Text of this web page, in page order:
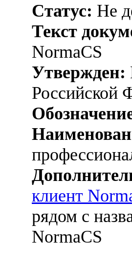
Статус: Не
Текст
NormaCS
Утвержден:
Российской
клиент
рядом с
NormaCS